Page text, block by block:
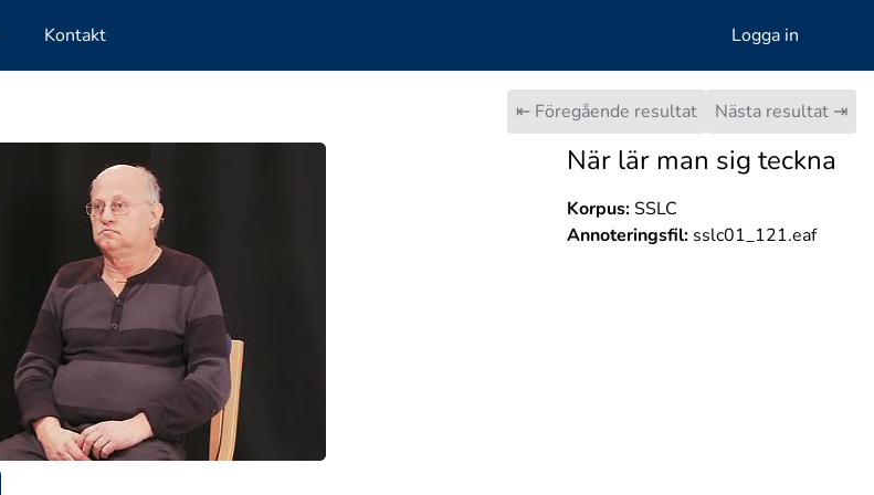
Kontakt Logga in
⇤ Föregående resultat Nästa resultat ⇥
När lär man sig teckna
Korpus:SSLC
Annoteringsfil:sslc01_121.eaf